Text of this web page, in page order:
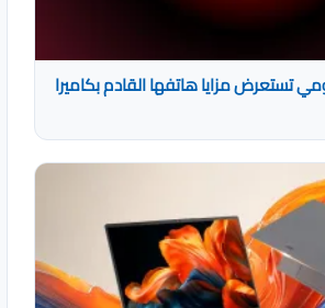
تستعرض مزايا هاتفها القادم بكاميرا